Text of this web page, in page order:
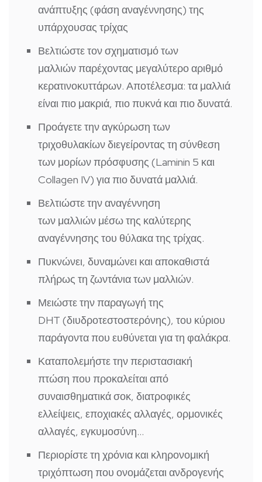
ανάπτυξης (φάση αναγέννησης) της
υπάρχουσας τρίχας
Βελτιώστε τονσχηματισμό των
μαλλιώνπαρέχοντας μεγαλύτερο αριθμό
κερατινοκυττάρων. Αποτέλεσμα: τα μαλλιά
είναι πιο μακριά, πιο πυκνά και πιο δυνατά.
Προάγετετην αγκύρωση των
τριχοθυλακίωνδιεγείροντας τη σύνθεση
των μορίων πρόσφυσης (Laminin 5 και
Collagen IV) γιαπιο δυνατά μαλλιά.
Βελτιώστε την αναγέννηση
των μαλλιών μέσω της καλύτερης
αναγέννησης του θύλακα της τρίχας.
Πυκνώνει, δυναμώνει καιαποκαθιστά
πλήρως τη ζωντάνια των μαλλιών.
Μειώστε την παραγωγή της
DHT (διυδροτεστοστερόνης), του κύριου
παράγοντα που ευθύνεται για τη φαλάκρα.
Καταπολεμήστετην περιστασιακή
πτώση που προκαλείται από
συναισθηματικά σοκ, διατροφικές
ελλείψεις, εποχιακές αλλαγές, ορμονικές
αλλαγές, εγκυμοσύνη…
Περιορίστε τη χρόνια και κληρονομική
τριχόπτωση που ονομάζεται ανδρογενής